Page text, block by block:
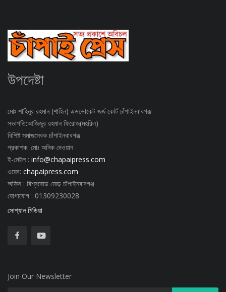
উপদেষ্টা
মোঃ শাহিনুর রহমান (শাহিন) এডভোকেট জর্জ কোর্ট চাঁপাইনবাবগঞ্জ
সভাপতি:আজিজুর রহমান ফিরোজ(মহরিল)
বিশিষ্ট সমাজসেবক চাঁপাইনবাবগঞ্জ
প্রকাশক: মোঃ অনিক দেওয়ান
ই-মেইল : info@chapaipress.com
ওয়েব: chapaipress.com
অফিস : বিশ্বরোড মোড় চাঁপাইনবাবগঞ্জ
যোগাযোগ : 01309230028
সোশ্যাল মিডিয়া
Join Our Newsletter